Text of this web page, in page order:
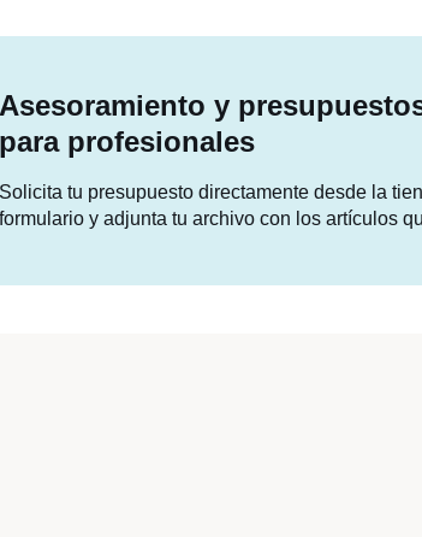
Asesoramiento y
para profesionales
Solicita tu presupuesto directamente desde la
formulario y adjunta tu archivo con los artículos